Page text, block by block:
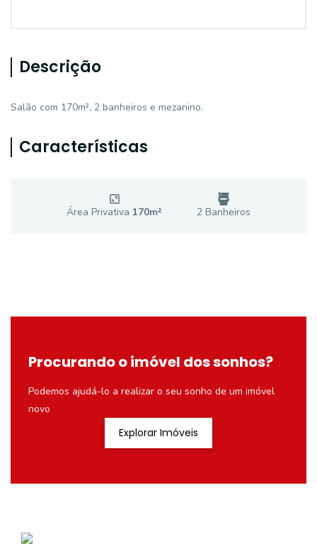
Descrição
Salão com 170m², 2 banheiros e mezanino.
Características
Área Privativa 170m² 2 Banheiros
Procurando o imóvel dos sonhos?
Podemos ajudá-lo a realizar o seu sonho de um imóvel
novo
Explorar Imóveis